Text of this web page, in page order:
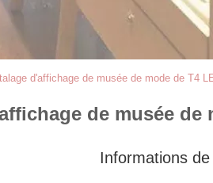
d'affichage de musée de mode de T4
de musée de
Informations